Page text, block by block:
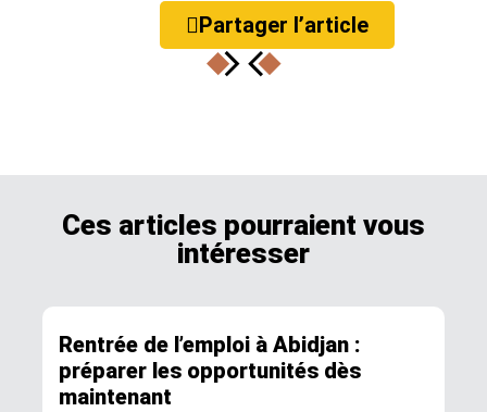
Partager l’article
Ces articles pourraient vous
intéresser
Rentrée de l’emploi à Abidjan :
préparer les opportunités dès
maintenant